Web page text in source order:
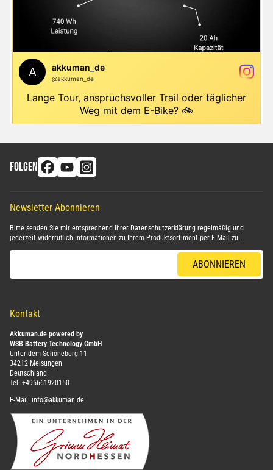
FOLGEN
Newsletter Abonnieren
Bitte senden Sie mir entsprechend Ihrer Datenschutzerklärung regelmäßig und
jederzeit widerruflich Informationen zu Ihrem Produktsortiment per E-Mail zu.
ABONNIEREN
Kontakt
Akkuman.de powered by
WSB Battery Technology GmbH
Unter dem Schöneberg 11
34212 Melsungen
Deutschland
Tel: +495661920150
E-Mail: info@akkuman.de